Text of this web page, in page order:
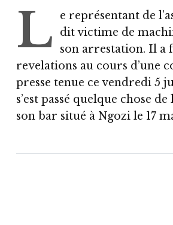
L
e représentant de
dit victime de
son arrestation. Il a
revelations au cours d’une
presse tenue ce vendredi 5
s’est passé quelque chose
son bar situé à Ngozi le 17